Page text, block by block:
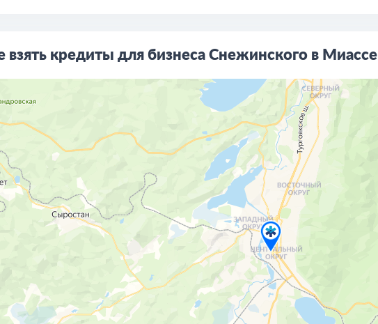
взять кредиты для бизнеса Снежинского в Миассе